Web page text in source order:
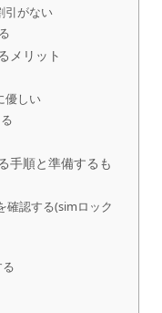
引がない
メリット
優しい
手順と準備するも
確認する(simロック